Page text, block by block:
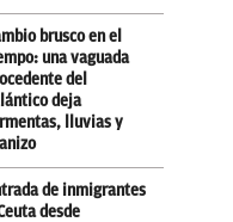
brusco en el
una vaguada
del
deja
lluvias y
de inmigrantes
desde